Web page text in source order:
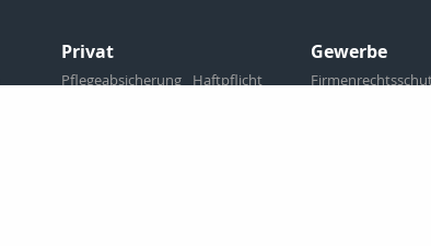
Privat
Pflegeabsicherung
Haftpflicht
Gewerbe